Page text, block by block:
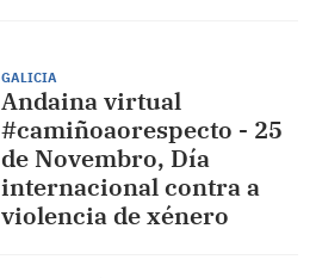
GALICIA
Andaina virtual
#camiñoaorespecto - 25
de Novembro, Día
internacional contra a
violencia de xénero